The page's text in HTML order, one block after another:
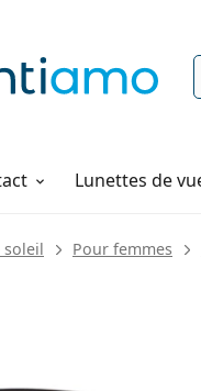
Lunettes de
soleil Pour femmes